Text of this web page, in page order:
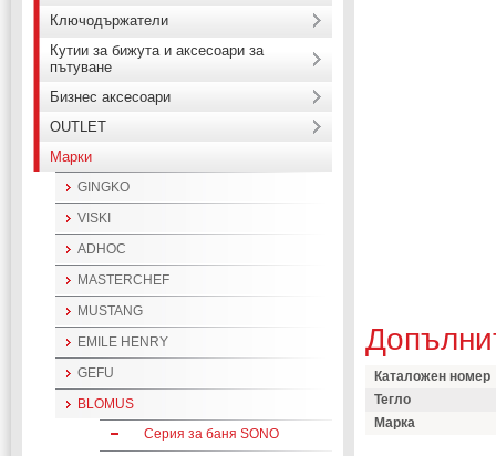
Каталожен номер
Тегло
Марка
Ключодържатели
Кутии за бижута и аксесоари за
пътуване
Бизнес аксесоари
OUTLET
Марки
GINGKO
VISKI
ADHOC
MASTERCHEF
MUSTANG
EMILE HENRY
GEFU
BLOMUS
Серия за баня SONO